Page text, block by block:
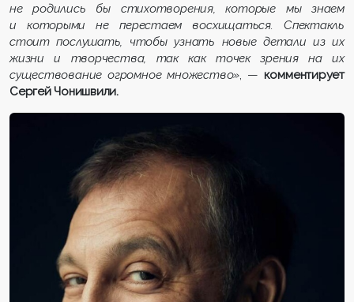
не родились бы стихотворения, которые мы знаем
и которыми не перестаем восхищаться. Спектакль
стоит послушать, чтобы узнать новые детали из их
жизни и творчества, так как точек зрения на их
существование огромное множество», — комментирует
Сергей Чонишвили.